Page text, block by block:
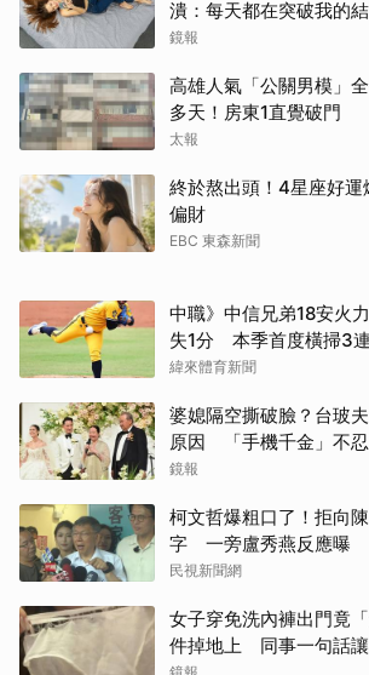
潰：每天都在突破我的
鏡報
高雄人氣「公關男模」
多天！房東1直覺破門
太報
終於熬出頭！4星座好
偏財
EBC 東森新聞
中職》中信兄弟18安火
失1分 本季首度橫掃3
緯來體育新聞
婆媳隔空撕破臉？台玻
原因 「手機千金」不忍
離開嗎？
鏡報
柯文哲爆粗口了！拒向
字 一旁盧秀燕反應曝
民視新聞網
女子穿免洗內褲出門竟
件掉地上 同事一句話